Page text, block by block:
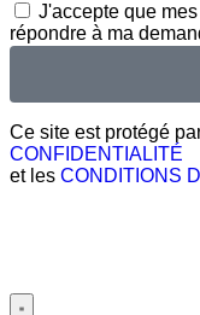
J'accepte que
répondre à ma
Ce site est protégé
CONFIDENTIALITÉ
et les CONDITIONS